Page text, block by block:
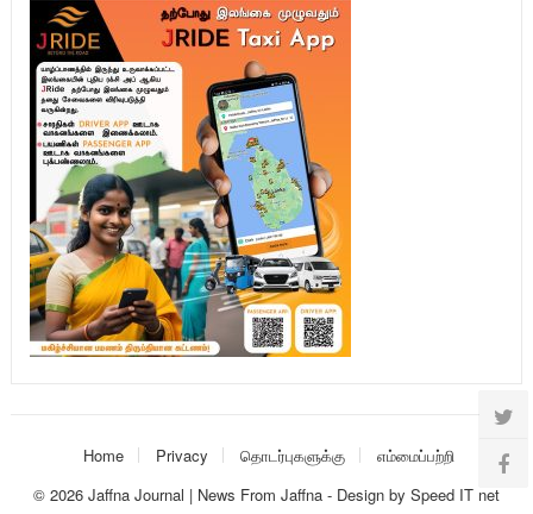
Home Privacy தொடர்புகளுக்கு
எம்மைப்பற்றி
© 2026 Jaffna Journal | News From Jaffna- Design by Speed IT net